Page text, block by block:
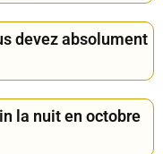
devez absolument
la nuit en octobre